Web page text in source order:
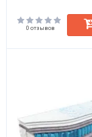
0 отзывов